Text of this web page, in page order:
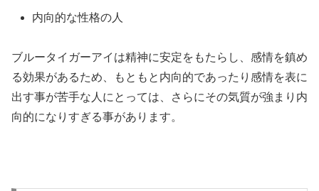
内向的な性格の人
ブルータイガーアイは精神に安定をもたらし、感情を鎮め
る効果があるため、もともと内向的であったり感情を表に
出す事が苦手な人にとっては、さらにその気質が強まり内
向的になりすぎる事があります。